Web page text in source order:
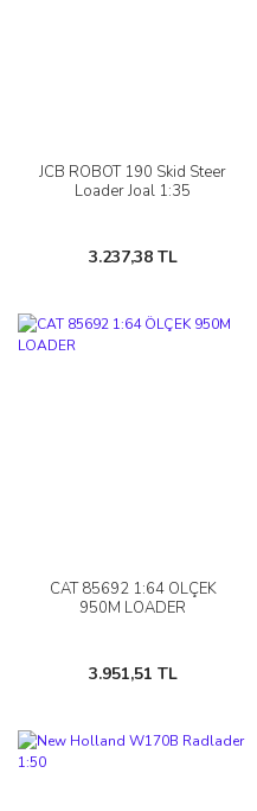
JCB ROBOT 190 Skid Steer
Loader Joal 1:35
3.237,38 TL
CAT 85692 1:64 ÖLÇEK
950M LOADER
3.951,51 TL